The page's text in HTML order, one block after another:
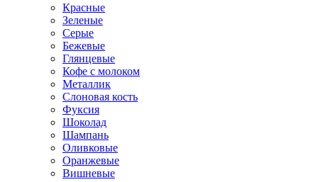
Красные
Зеленые
Серые
Бежевые
Глянцевые
Кофе с молоком
Металлик
Слоновая кость
Фуксия
Шоколад
Шампань
Оливковые
Оранжевые
Вишневые